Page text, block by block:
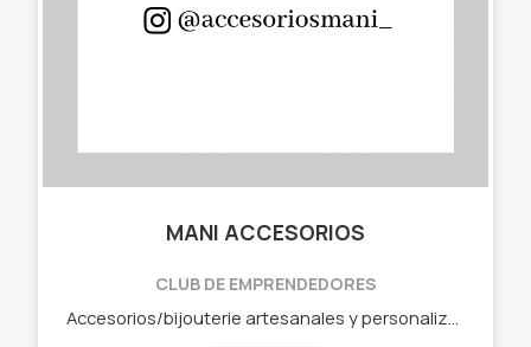
MANI ACCESORIOS
CLUB DE EMPRENDEDORES